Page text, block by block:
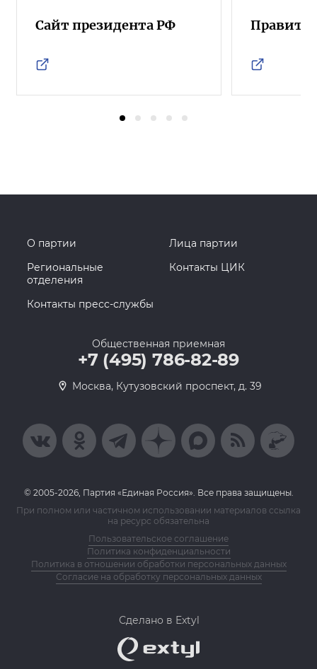
Сайт президента РФ
О партии
Лица партии
Региональные
отделения
Контакты ЦИК
Контакты пресс-службы
Общественная приемная
+7 (495) 786-82-89
Москва, Кутузовский проспект, д. 39
© 2005-2026, Партия «Единая Россия». Все права защищены.
При полном или частичном использовании материалов ссылка
на ресурс обязательна
Пользовательское соглашение
Политика конфиденциальности
Политика в отношении обработки персональных данных
Согласие на обработку персональных данных
Сделано в Extyl